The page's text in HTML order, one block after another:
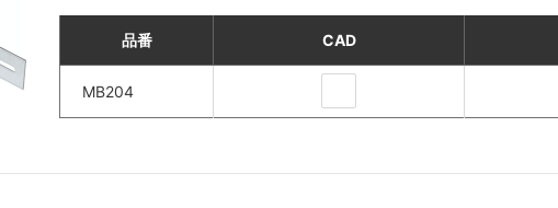
品番 CAD
MB204